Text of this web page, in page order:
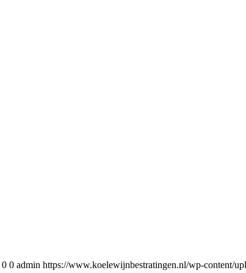
0 0 admin https://www.koelewijnbestratingen.nl/wp-content/